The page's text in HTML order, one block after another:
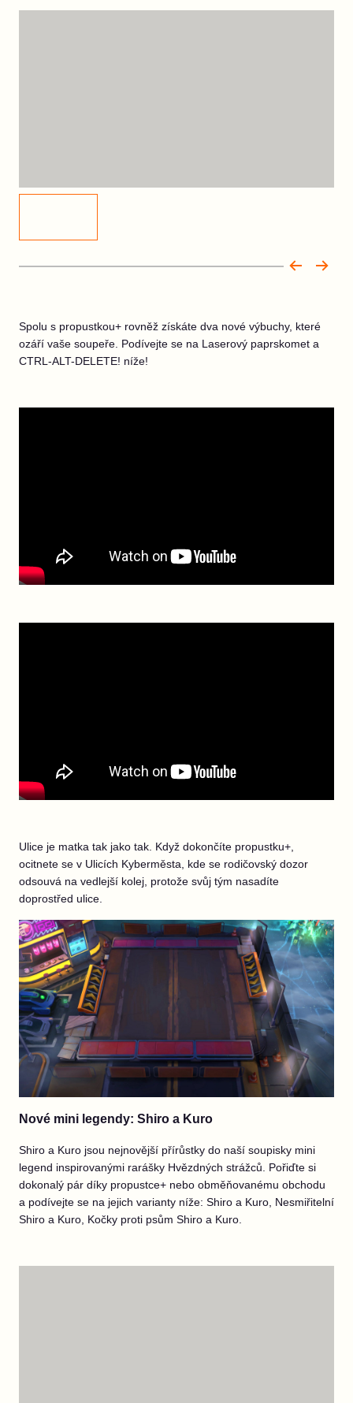
Spolu s propustkou+ rovněž získáte dva nové výbuchy, které
ozáří vaše soupeře. Podívejte se na Laserový paprskomet a
CTRL-ALT-DELETE! níže!
Ulice je matka tak jako tak. Když dokončíte propustku+,
ocitnete se v Ulicích Kyberměsta, kde se rodičovský dozor
odsouvá na vedlejší kolej, protože svůj tým nasadíte
doprostřed ulice.
Nové mini legendy: Shiro a Kuro
Shiro a Kuro jsou nejnovější přírůstky do naší soupisky mini
legend inspirovanými rarášky Hvězdných strážců. Pořiďte si
dokonalý pár díky propustce+ nebo obměňovanému obchodu
a podívejte se na jejich varianty níže: Shiro a Kuro, Nesmiřitelní
Shiro a Kuro, Kočky proti psům Shiro a Kuro.